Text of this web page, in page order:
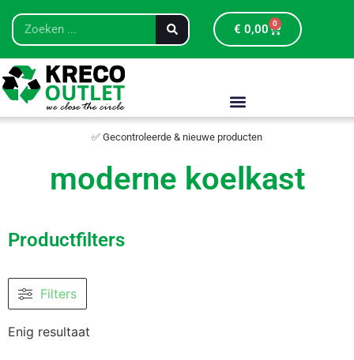
€ 0,00 0
✅ Gecontroleerde & nieuwe producten
moderne koelkast
Productfilters
Filters
Enig resultaat